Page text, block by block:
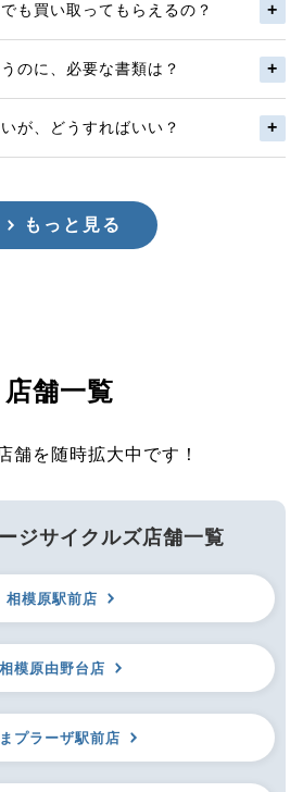
も買い取ってもらえるの？
のに、必要な書類は？
が、どうすればいい？
もっと見る
店舗一覧
舗を随時拡大中です！
ジサイクルズ店舗一覧
相模原駅前店
相模原由野台店
プラーザ駅前店